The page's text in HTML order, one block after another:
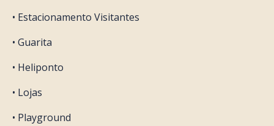
• Estacionamento Visitantes
• Guarita
• Heliponto
• Lojas
• Playground